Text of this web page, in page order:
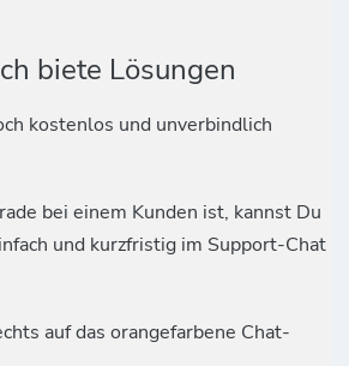
biete Lösungen
kostenlos und unverbindlich
bei einem Kunden ist, kannst Du
und kurzfristig im Support-Chat
auf das orangefarbene Chat-